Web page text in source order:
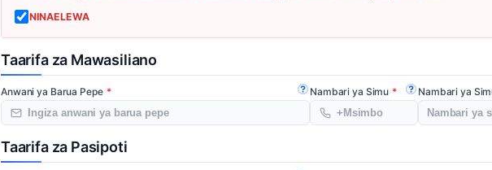
NINAELEWA
Taarifa za Mawasiliano
Anwani ya Barua Pepe Fungua mwongozo
Nambari ya Simu Fungua
Nambari ya
Taarifa za Pasipoti